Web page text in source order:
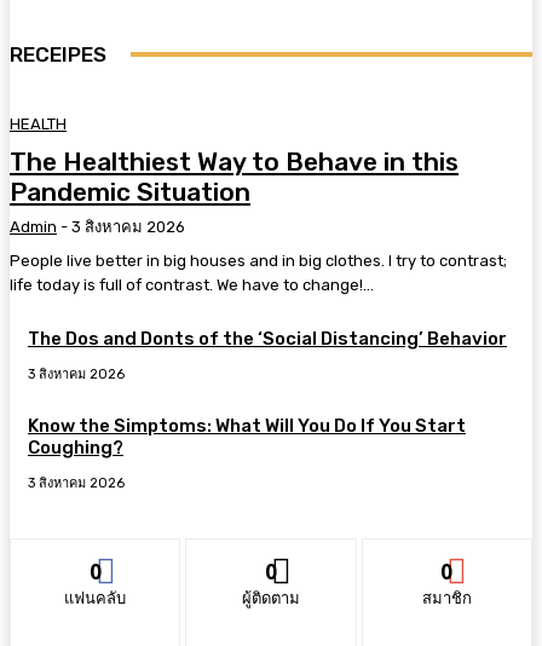
RECEIPES
HEALTH
The Healthiest Way to Behave in this
Pandemic Situation
Admin - 3 สิงหาคม 2026
People live better in big houses and in big clothes. I try to contrast;
life today is full of contrast. We have to change!...
The Dos and Donts of the ‘Social Distancing’ Behavior
3 สิงหาคม 2026
Know the Simptoms: What Will You Do If You Start
Coughing?
3 สิงหาคม 2026
0
แฟนคลับ
0
ผู้ติดตาม
0
สมาชิก